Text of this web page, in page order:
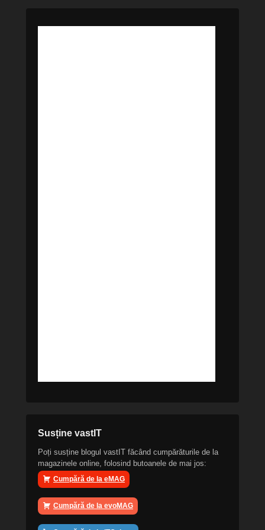
Susține vastIT
Poți susține blogul vastIT făcând cumpărăturile de la
magazinele online, folosind butoanele de mai jos:
Cumpără de la eMAG
Cumpără de la evoMAG